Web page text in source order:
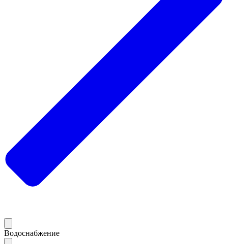
Водоснабжение